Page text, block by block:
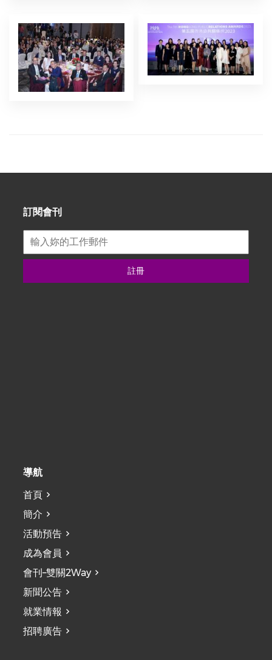
訂閱會刊
註冊
導航
首頁
簡介
活動預告
成為會員
會刊–雙關2Way
新聞公告
就業情報
招聘廣告